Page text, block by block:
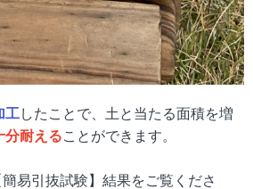
工したことで、土と当たる面積を増
分耐えることができます。
易引抜試験】結果をご覧くださ